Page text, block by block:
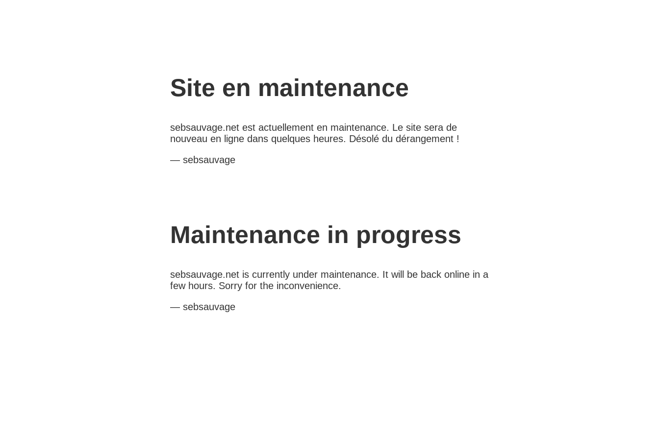
Site en maintenance
sebsauvage.net est actuellement en maintenance. Le site sera de
nouveau en ligne dans quelques heures. Désolé du dérangement !
— sebsauvage
Maintenance in progress
sebsauvage.net is currently under maintenance. It will be back online in a
few hours. Sorry for the inconvenience.
— sebsauvage